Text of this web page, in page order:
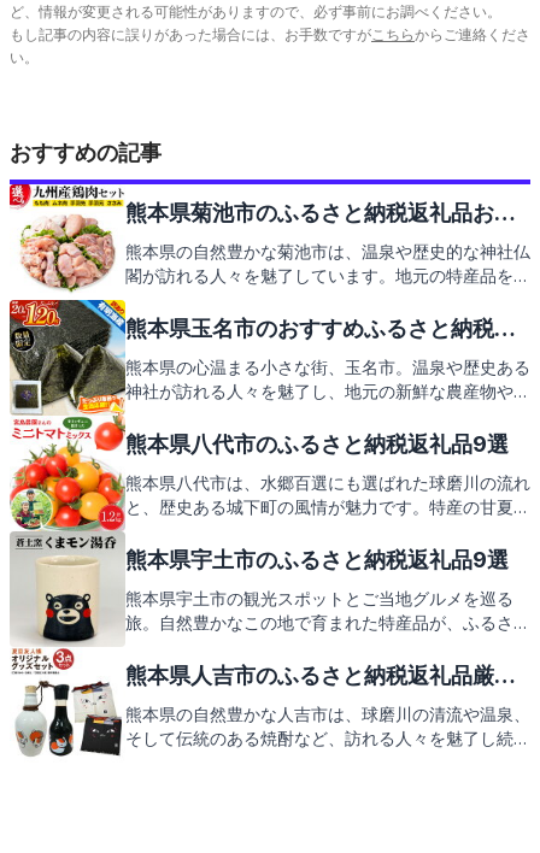
ど、情報が変更される可能性がありますので、必ず事前にお調べください。
もし記事の内容に誤りがあった場合には、お手数ですがこちらからご連絡くださ
い。
おすすめの記事
熊本県菊池市のふるさと納税返礼品おす
すめ9選
熊本県の自然豊かな菊池市は、温泉や歴史的な神社仏
閣が訪れる人々を魅了しています。地元の特産品を堪
池市からの心温まるお礼の品々をご紹介しますので、
熊本県玉名市のおすすめふるさと納税返
礼品9選
熊本県の心温まる小さな街、玉名市。温泉や歴史ある
神社が訪れる人々を魅了し、地元の新鮮な農産物や伝
特産品を、ふるさと納税の返礼品としてお届け。次は
熊本県八代市のふるさと納税返礼品9選
熊本県八代市は、水郷百選にも選ばれた球磨川の流れ
と、歴史ある城下町の風情が魅力です。特産の甘夏や
として皆様をお待ちしております。
熊本県宇土市のふるさと納税返礼品9選
熊本県宇土市の観光スポットとご当地グルメを巡る
旅。自然豊かなこの地で育まれた特産品が、ふるさと
土市からの心温まるお礼の品々をご紹介します。お楽
熊本県人吉市のふるさと納税返礼品厳選9
選
熊本県の自然豊かな人吉市は、球磨川の清流や温泉、
そして伝統のある焼酎など、訪れる人々を魅了し続け